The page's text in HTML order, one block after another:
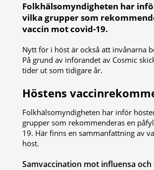
Folkhälsomyndigheten har
vilka grupper som
vaccin mot covid-19.
Nytt för i höst är också att invånarna
På grund av införandet av Cosmic
tider ut som tidigare år.
Höstens
Folkhälsomyndigheten har inför
grupper som rekommenderas en
19. Här finns en sammanfattning av
höst.
Samvaccination mot influensa och